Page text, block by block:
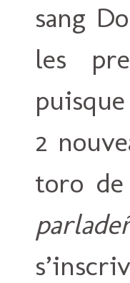
sang
les
2
toro